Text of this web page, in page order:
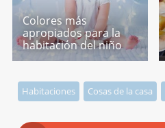
Colores más
apropiados para la
habitación del niño
Habitaciones Cosas de la casa